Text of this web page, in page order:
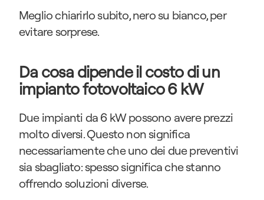
Meglio chiarirlo subito, nero su bianco, per
evitare sorprese.
Da cosa dipende il costo di un
impianto fotovoltaico 6 kW
Due impianti da 6 kW possono avere prezzi
molto diversi. Questo non significa
necessariamente che uno dei due preventivi
sia sbagliato: spesso significa che stanno
offrendo soluzioni diverse.